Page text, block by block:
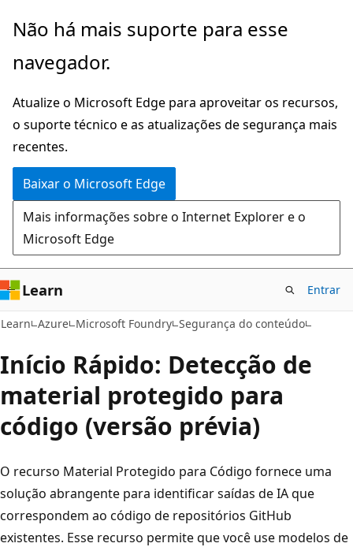
Pular
o
principal
Não há mais suporte para esse
navegador.
Atualize o Microsoft Edge para aproveitar os recursos,
o suporte técnico e as atualizações de segurança mais
recentes.
Baixar o Microsoft Edge
Mais informações sobre o Internet Explorer e o
Microsoft Edge
Learn Entrar
Learn Azure Microsoft Foundry Segurança do conteúdo
Início Rápido: Detecção de
material protegido para
código (versão prévia)
O recurso Material Protegido para Código fornece uma
solução abrangente para identificar saídas de IA que
correspondem ao código de repositórios GitHub
existentes. Esse recurso permite que você use modelos de